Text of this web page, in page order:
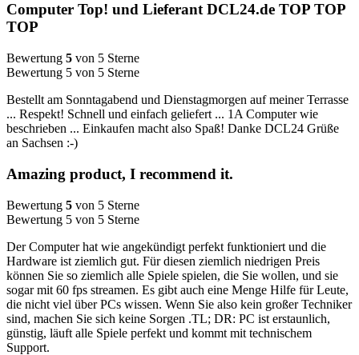
Computer Top! und Lieferant DCL24.de TOP TOP
TOP
Bewertung 5 von 5 Sterne
Bewertung 5 von 5 Sterne
Bestellt am Sonntagabend und Dienstagmorgen auf meiner Terrasse
... Respekt! Schnell und einfach geliefert ... 1A Computer wie
beschrieben ... Einkaufen macht also Spaß! Danke DCL24 Grüße
an Sachsen :-)
Amazing product, I recommend it.
Bewertung 5 von 5 Sterne
Bewertung 5 von 5 Sterne
Der Computer hat wie angekündigt perfekt funktioniert und die
Hardware ist ziemlich gut. Für diesen ziemlich niedrigen Preis
können Sie so ziemlich alle Spiele spielen, die Sie wollen, und sie
sogar mit 60 fps streamen. Es gibt auch eine Menge Hilfe für Leute,
die nicht viel über PCs wissen. Wenn Sie also kein großer Techniker
sind, machen Sie sich keine Sorgen .TL; DR: PC ist erstaunlich,
günstig, läuft alle Spiele perfekt und kommt mit technischem
Support.